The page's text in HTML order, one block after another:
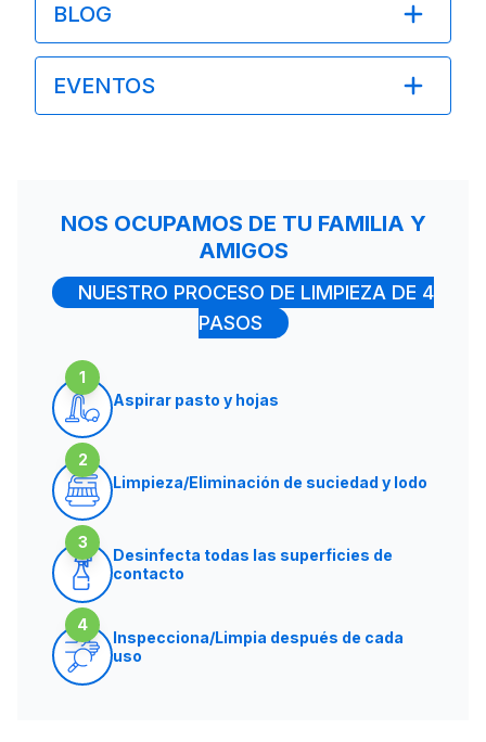
BLOG
EVENTOS
NOS OCUPAMOS DE TU FAMILIA Y
AMIGOS
NUESTRO PROCESO DE LIMPIEZA DE 4
PASOS
1
Aspirar pasto y hojas
2
Limpieza/Eliminación de suciedad y lodo
3
Desinfecta todas las superficies de
contacto
4
Inspecciona/Limpia después de cada
uso